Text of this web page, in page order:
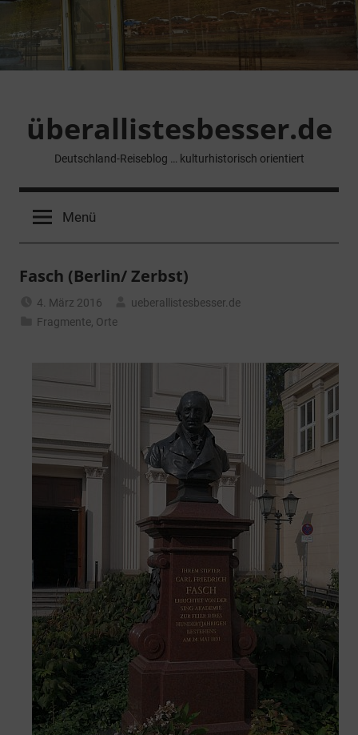
Zum
Inhalt
springen
überallistesbesser.de
Deutschland-Reiseblog … kulturhistorisch orientiert
Menü
Fasch (Berlin/ Zerbst)
4. März 2016
ueberallistesbesser.de
Fragmente Orte